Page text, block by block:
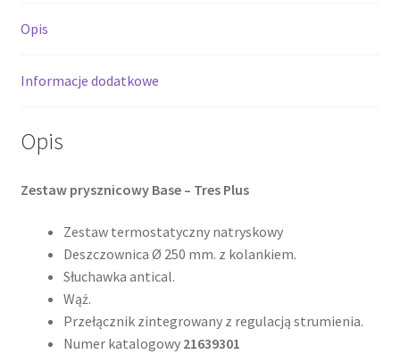
Opis
Informacje dodatkowe
Opis
Zestaw prysznicowy Base – Tres Plus
Zestaw termostatyczny natryskowy
Deszczownica Ø 250 mm. z kolankiem.
Słuchawka antical.
Wąż.
Przełącznik zintegrowany z regulacją strumienia.
Numer katalogowy 21639301